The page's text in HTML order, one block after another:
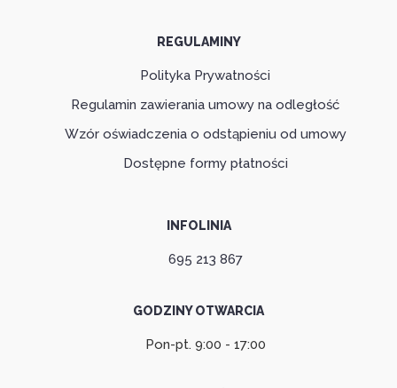
REGULAMINY
Polityka Prywatności
Regulamin zawierania umowy na odległość
Wzór oświadczenia o odstąpieniu od umowy
Dostępne formy płatności
INFOLINIA
695 213 867
GODZINY OTWARCIA
Pon-pt. 9:00 - 17:00